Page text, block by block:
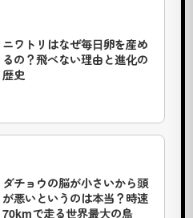
ニワトリはなぜ毎日卵を産め
るの？飛べない理由と進化の
歴史
ダチョウの脳が小さいから頭
が悪いというのは本当？時速
70kmで走る世界最大の鳥